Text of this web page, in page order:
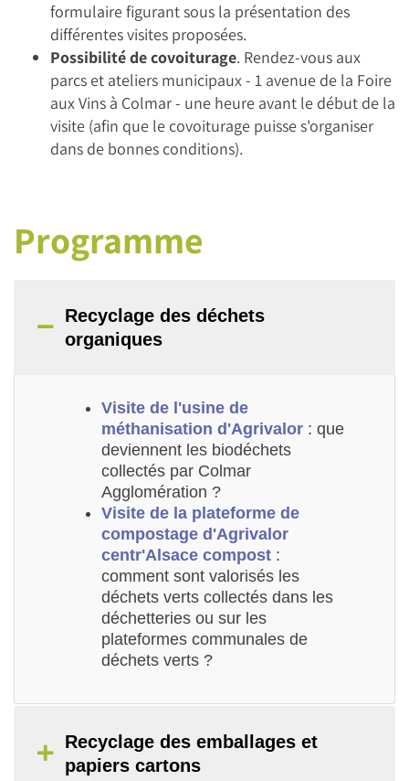
formulaire figurant sous la présentation des
différentes visites proposées.
Possibilité de covoiturage. Rendez-vous aux
parcs et ateliers municipaux - 1 avenue de la Foire
aux Vins à Colmar - une heure avant le début de la
visite (afin que le covoiturage puisse s'organiser
dans de bonnes conditions).
Programme
Recyclage des déchets
organiques
Visite de l'usine de
méthanisation d'Agrivalor : que
deviennent les biodéchets
collectés par Colmar
Agglomération ?
Visite de la plateforme de
compostage d'Agrivalor
centr'Alsace compost :
comment sont valorisés les
déchets verts collectés dans les
déchetteries ou sur les
plateformes communales de
déchets verts ?
Recyclage des emballages et
papiers cartons